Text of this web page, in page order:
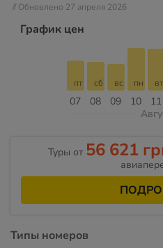
// Обновлено 27 апреля 2026
График цен
07
пт
08
сб
09
вс
10
пн
11
вт
Туры от 56 621
Типы номеров